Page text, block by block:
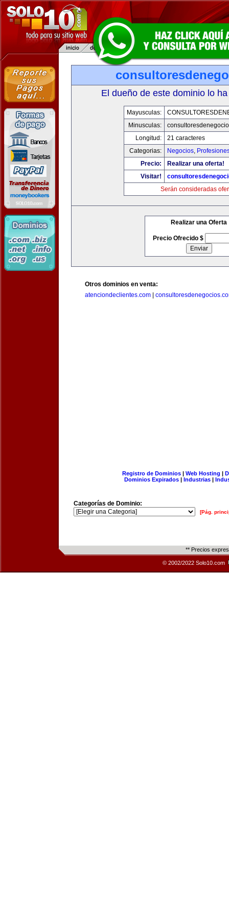
El dueño de este dominio lo
Mayusculas:
Minusculas:
Longitud:
21 caracteres
Categorias:
Negocios,
Precio:
Realizar una oferta!
Visitar!
Serán consideradas
Realizar una Oferta
Precio Ofrecido $
Otros dominios en venta:
atenciondeclientes.com
Registro de Dominios| Web Hosting |
Dominios Expirados | Industrias |
Categorías de Dominio:
[Pág.
** Precios
© 2002/2022 Solo10.com